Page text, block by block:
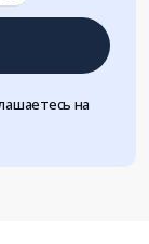
на